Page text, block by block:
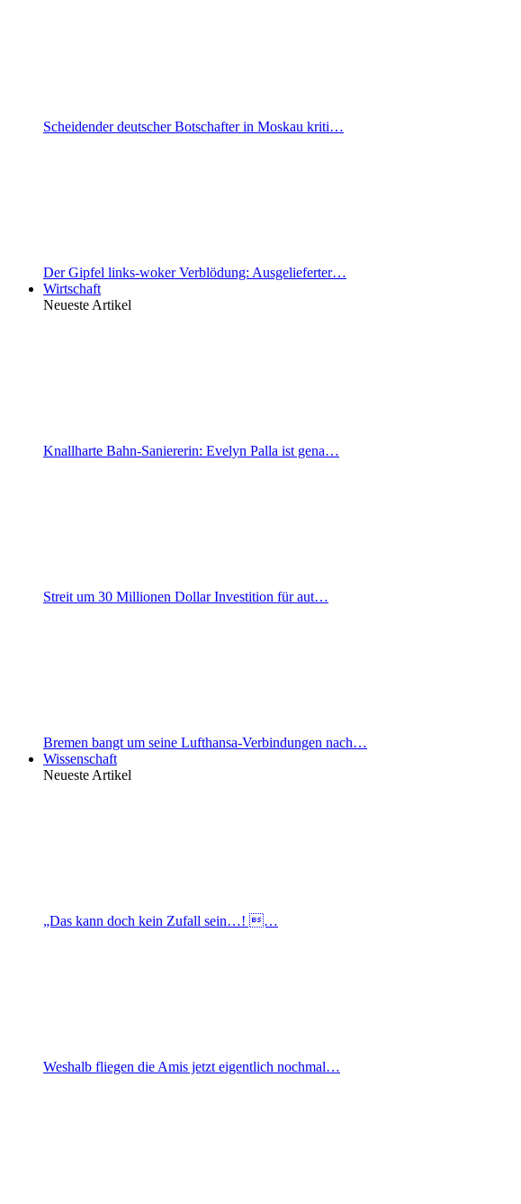
Scheidender deutscher Botschafter in Moskau kriti…
Der Gipfel links-woker Verblödung: Ausgelieferter…
Wirtschaft
Neueste Artikel
Knallharte Bahn-Saniererin: Evelyn Palla ist gena…
Streit um 30 Millionen Dollar Investition für aut…
Bremen bangt um seine Lufthansa-Verbindungen nach…
Wissenschaft
Neueste Artikel
„Das kann doch kein Zufall sein…! …
Weshalb fliegen die Amis jetzt eigentlich nochmal…